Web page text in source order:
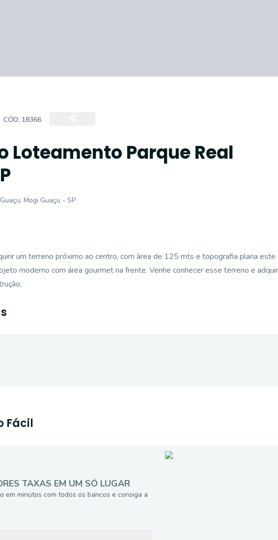
CÓD: 18366
Loteamento Parque Real
Mogi Guaçu - SP
um terreno próximo ao centro, com àrea de 125 mts e topografia plana este
moderno com área gourmet na frente. Venhe conhecer esse terreno e
Fácil
TAXAS EM UM SÓ LUGAR
em minutos com todos os bancos e consiga a